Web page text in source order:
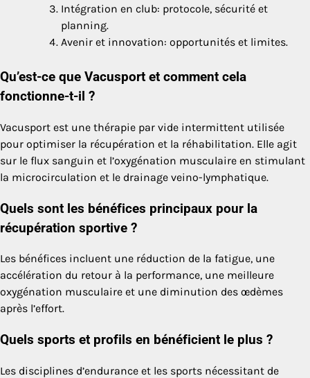
Intégration en club: protocole, sécurité et
planning.
Avenir et innovation: opportunités et limites.
Qu’est-ce que Vacusport et comment cela
fonctionne-t-il ?
Vacusport est une thérapie par vide intermittent utilisée
pour optimiser la récupération et la réhabilitation. Elle agit
sur le flux sanguin et l’oxygénation musculaire en stimulant
la microcirculation et le drainage veino-lymphatique.
Quels sont les bénéfices principaux pour la
récupération sportive ?
Les bénéfices incluent une réduction de la fatigue, une
accélération du retour à la performance, une meilleure
oxygénation musculaire et une diminution des œdèmes
après l’effort.
Quels sports et profils en bénéficient le plus ?
Les disciplines d’endurance et les sports nécessitant de